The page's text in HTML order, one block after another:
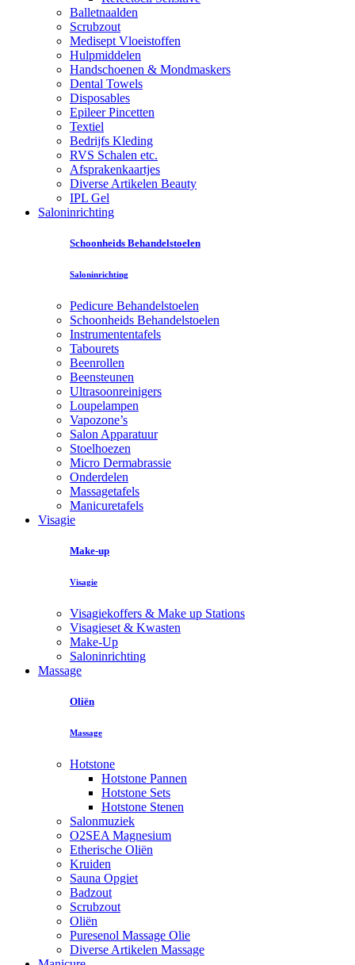
Balletnaalden
Scrubzout
Medisept Vloeistoffen
Hulpmiddelen
Handschoenen & Mondmaskers
Dental Towels
Disposables
Epileer Pincetten
Textiel
Bedrijfs Kleding
RVS Schalen etc.
Afsprakenkaartjes
Diverse Artikelen Beauty
IPL Gel
Saloninrichting
Schoonheids Behandelstoelen
Saloninrichting
Pedicure Behandelstoelen
Schoonheids Behandelstoelen
Instrumententafels
Tabourets
Beenrollen
Beensteunen
Ultrasoonreinigers
Loupelampen
Vapozone’s
Salon Apparatuur
Stoelhoezen
Micro Dermabrassie
Onderdelen
Massagetafels
Manicuretafels
Visagie
Make-up
Visagie
Visagiekoffers & Make up Stations
Visagieset & Kwasten
Make-Up
Saloninrichting
Massage
Oliën
Massage
Hotstone
Hotstone Pannen
Hotstone Sets
Hotstone Stenen
Salonmuziek
O2SEA Magnesium
Etherische Oliën
Kruiden
Sauna Opgiet
Badzout
Scrubzout
Oliën
Puresenol Massage Olie
Diverse Artikelen Massage